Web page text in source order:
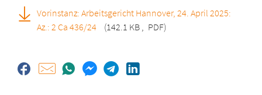
Vorinstanz: Arbeitsgericht Hannover, 24. April 2025:
Az.: 2 Ca 436/24
(142.1 KB PDF)